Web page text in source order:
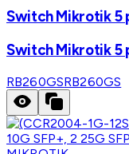
Switch Mikrotik 5
Switch Mikrotik 5
RB260GSRB260GS